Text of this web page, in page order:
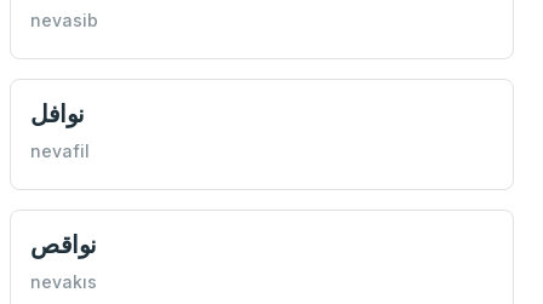
nevasib
نوافل
nevafil
‌نواقص
nevakıs